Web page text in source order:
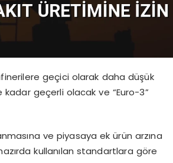
geçici olarak daha düşük
kadar geçerli olacak ve “Euro-3”
ve piyasaya ek ürün arzına
kullanılan standartlara göre